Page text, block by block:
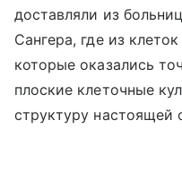
доставляли из
Сангера, где из
которые оказались
плоские клеточные
структуру настоящей